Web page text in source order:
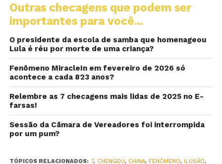
Outras checagens que podem ser
importantes para você...
O presidente da escola de samba que homenageou
Lula é réu por morte de uma criança?
Fenômeno MiracleIn em fevereiro de 2026 só
acontece a cada 823 anos?
Relembre as 7 checagens mais lidas de 2025 no E-
farsas!
Sessão da Câmara de Vereadores foi interrompida
por um pum?
TÓPICOS RELACIONADOS: 7, CHENGDU, CHINA, FENÔMENO, ILUSÃO,